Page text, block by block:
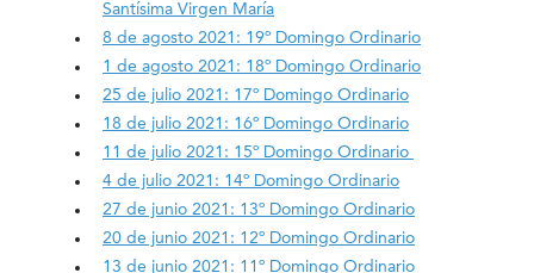
Santísima Virgen María
8 de agosto 2021: 19º Domingo Ordinario
1 de agosto 2021: 18º Domingo Ordinario
25 de julio 2021: 17º Domingo Ordinario
18 de julio 2021: 16º Domingo Ordinario
11 de julio 2021: 15º Domingo Ordinario
4 de julio 2021: 14º Domingo Ordinario
27 de junio 2021: 13º Domingo Ordinario
20 de junio 2021: 12º Domingo Ordinario
13 de junio 2021: 11º Domingo Ordinario